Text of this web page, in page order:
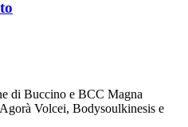
di Buccino e BCC Magna
Volcei, Bodysoulkinesis e